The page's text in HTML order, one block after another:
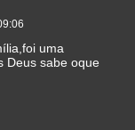
uma
Deus sabe oque